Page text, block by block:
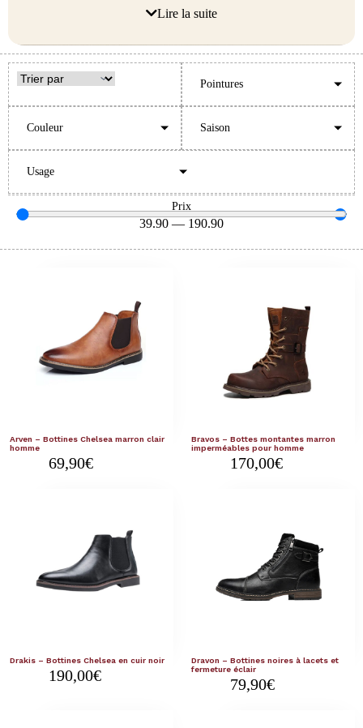
elles accompagnent vos looks urbains et vos moments
Lire la suite
Pointures
Couleur Saison
Usage
Prix
39.90 — 190.90
Arven – Bottines Chelsea marron clair
homme
69,90€
Bravos – Bottes montantes marron
imperméables pour homme
170,00€
Drakis – Bottines Chelsea en cuir noir
190,00€
Dravon – Bottines noires à lacets et
fermeture éclair
79,90€